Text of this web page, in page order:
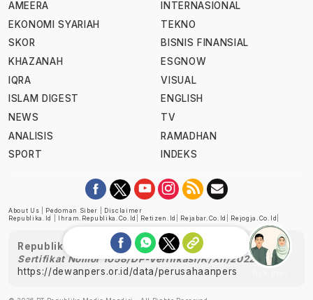
AMEERA
EKONOMI SYARIAH
SKOR
KHAZANAH
IQRA
ISLAM DIGEST
NEWS
ANALISIS
SPORT
INTERNASIONAL
TEKNO
BISNIS FINANSIAL
ESGNOW
VISUAL
ENGLISH
TV
RAMADHAN
INDEKS
About Us Pedoman Siber
Disclaimer
Republika.id
Ihram.republika.co.id Retizen.id Rejabar.co.id Rejogja.co.id
Republika telah diverifikasi oleh Dewan Pers
Sertifikat Nomor 1058/DP-Verifikasi/K/XII/2022
https://dewanpers.or.id/data/perusahaanpers